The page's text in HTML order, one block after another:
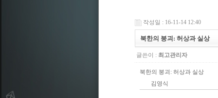
작성일 : 16-11-14 12:40
북한의 붕괴: 허상과 실상
글쓴이 : 최고관리자
북한의 붕괴: 허상과 실상
김영식